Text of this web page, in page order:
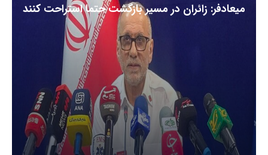
میعادفر: زائران در مسیر بازگشت حتما استراحت کنند